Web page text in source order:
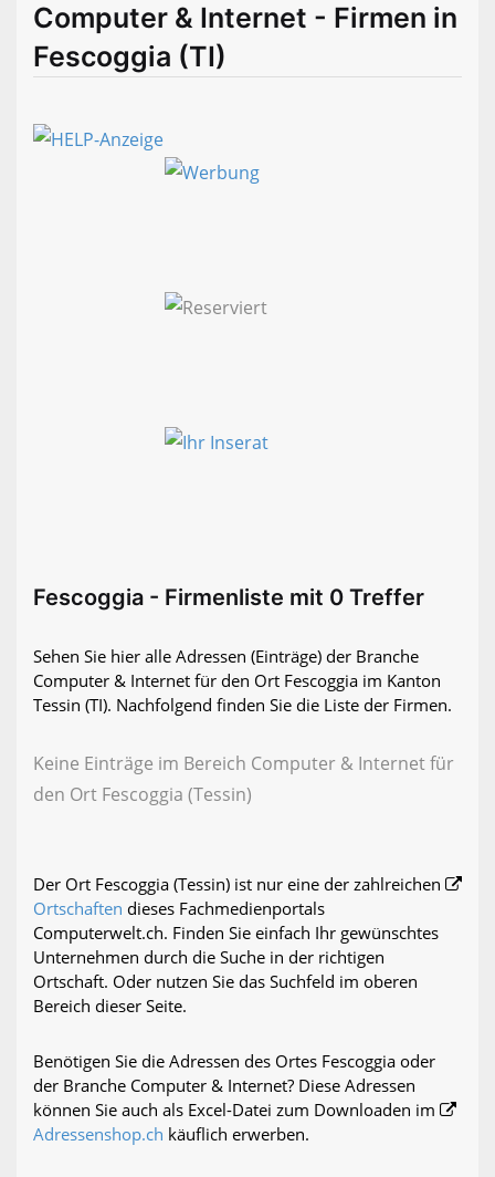
Computer & Internet - Firmen in
Fescoggia (TI)
Fescoggia - Firmenliste mit 0 Treffer
Sehen Sie hier alle Adressen (Einträge) der Branche
Computer & Internet für den Ort Fescoggia im Kanton
Tessin (TI). Nachfolgend finden Sie die Liste der Firmen.
Keine Einträge im Bereich Computer & Internet für
den Ort Fescoggia (Tessin)
Der Ort Fescoggia (Tessin) ist nur eine der zahlreichen
Ortschaften dieses Fachmedienportals
Computerwelt.ch. Finden Sie einfach Ihr gewünschtes
Unternehmen durch die Suche in der richtigen
Ortschaft. Oder nutzen Sie das Suchfeld im oberen
Bereich dieser Seite.
Benötigen Sie die Adressen des Ortes Fescoggia oder
der Branche Computer & Internet? Diese Adressen
können Sie auch als Excel-Datei zum Downloaden im
Adressenshop.ch käuflich erwerben.